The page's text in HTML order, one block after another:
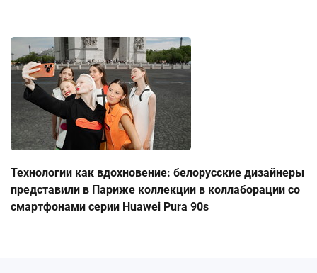
Технологии как вдохновение: белорусские дизайнеры
представили в Париже коллекции в коллаборации со
смартфонами серии Huawei Pura 90s